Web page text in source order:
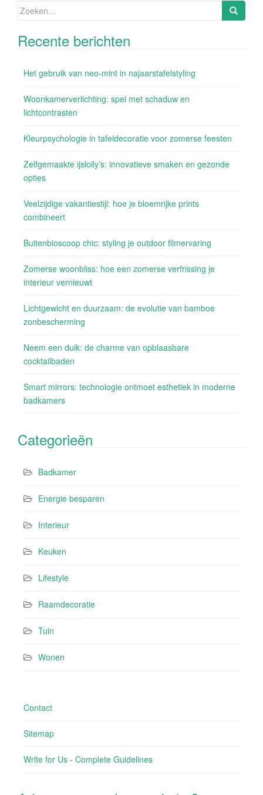
Zoeken
Recente berichten
Het gebruik van neo-mint in najaarstafelstyling
Woonkamerverlichting: spel met schaduw en
lichtcontrasten
Kleurpsychologie in tafeldecoratie voor zomerse feesten
Zelfgemaakte ijslolly’s: innovatieve smaken en gezonde
opties
Veelzijdige vakantiestijl: hoe je bloemrijke prints
combineert
Buitenbioscoop chic: styling je outdoor filmervaring
Zomerse woonbliss: hoe een zomerse verfrissing je
interieur vernieuwt
Lichtgewicht en duurzaam: de evolutie van bamboe
zonbescherming
Neem een duik: de charme van opblaasbare
cocktailbaden
Smart mirrors: technologie ontmoet esthetiek in moderne
badkamers
Categorieën
Badkamer
Energie besparen
Interieur
Keuken
Lifestyle
Raamdecoratie
Tuin
Wonen
Contact
Sitemap
Write for Us - Complete Guidelines